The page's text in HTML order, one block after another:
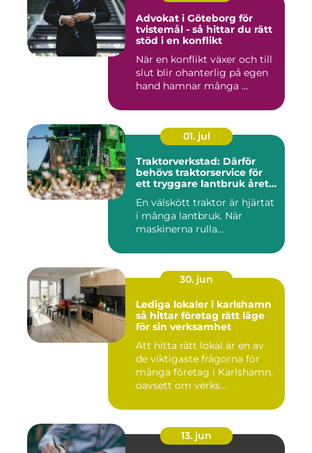
Advokat i Göteborg för
tvistemål - så hittar du rätt
stöd i en konflikt
När en konflikt växer och till
slut blir ohanterlig på egen
hand hamnar många ...
01. jul
Traktorverkstad: Därför
behövs traktorservice för
ett tryggare lantbruk året
En välskött traktor är hjärtat
i många lantbruk. När
maskinerna rulla...
30. jun
Lediga lokaler i karlshamn
så hittar företag rätt läge
för sin verksamhet
Att hitta rätt lokal är en av
de viktigaste frågorna för
många företag i Karlshamn,
oavsett om verks...
13. jun